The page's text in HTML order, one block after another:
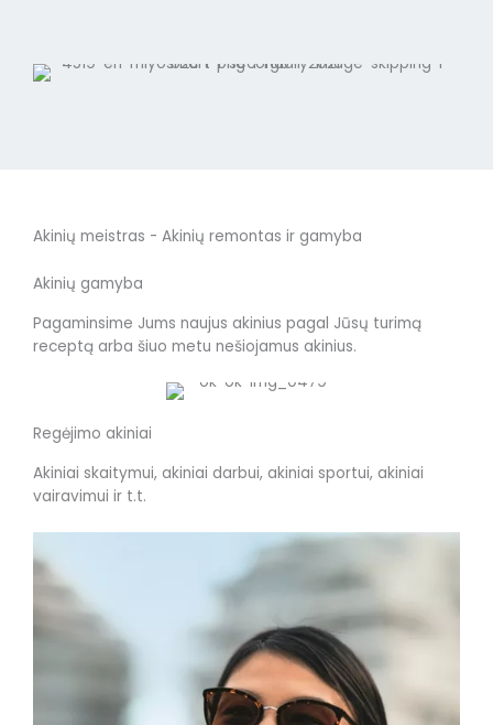
Akinių meistras - Akinių remontas ir gamyba
Akinių gamyba
Pagaminsime Jums naujus akinius pagal Jūsų turimą
receptą arba šiuo metu nešiojamus akinius.
Regėjimo akiniai
Akiniai skaitymui, akiniai darbui, akiniai sportui, akiniai
vairavimui ir t.t.